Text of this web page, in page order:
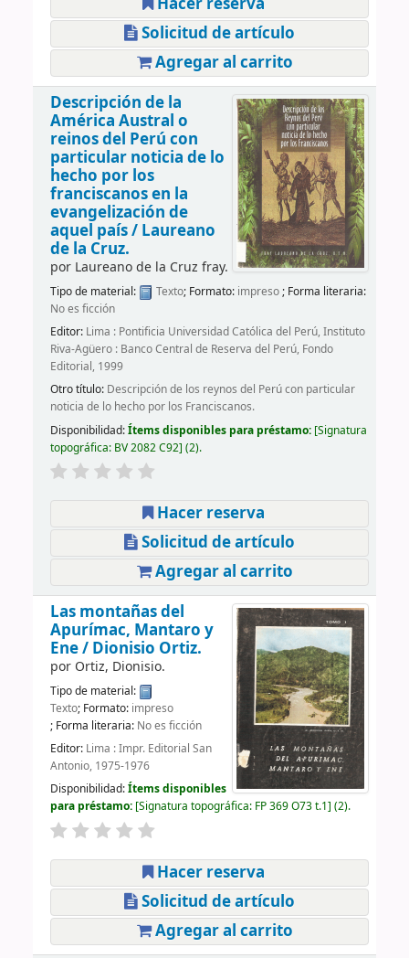
Solicitud de artículo
Agregar al carrito
Descripción de la
América Austral o
reinos del Perú con
particular noticia de lo
hecho por los
franciscanos en la
evangelización de
aquel país / Laureano
de la Cruz.
por Laureano de la Cruz fray.
Tipo de material: Texto; Formato: impreso; Forma literaria:
No es ficción
Editor: Lima : Pontificia Universidad Católica del Perú, Instituto
Riva-Agüero : Banco Central de Reserva del Perú, Fondo
Editorial, 1999
Otro título: Descripción de los reynos del Perú con particular
noticia de lo hecho por los Franciscanos.
Disponibilidad:Ítems disponibles para préstamo: Signatura
topográfica: BV 2082 C92 (2).
Hacer reserva
Solicitud de artículo
Agregar al carrito
Las montañas del
Apurímac, Mantaro y
Ene / Dionisio Ortiz.
por Ortiz, Dionisio.
Tipo de material:
Texto; Formato: impreso
; Forma literaria: No es ficción
Editor: Lima : Impr. Editorial San
Antonio, 1975-1976
Disponibilidad:Ítems disponibles
para préstamo: Signatura topográfica: FP 369 O73 t.1 (2).
Hacer reserva
Solicitud de artículo
Agregar al carrito